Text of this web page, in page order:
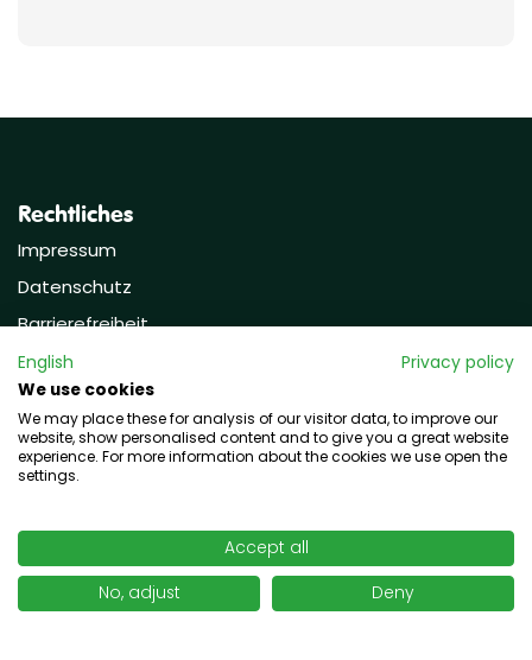
Rechtliches
Impressum
Datenschutz
Barrierefreiheit
AGB
AGB online
Zahlung und Versand
Widerruf und Retouren
Newsletter Anmeldung
Karriere / Jobs
English
Privacy policy
We use cookies
We may place these for analysis of our visitor data, to improve our
website, show personalised content and to give you a great website
experience. For more information about the cookies we use open the
settings.
Accept all
No, adjust
Deny